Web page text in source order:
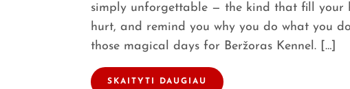
simply unforgettable — the kind that fill your
hurt, and remind you why you do what you
those magical days for Beržoras Kennel. […]
SKAITYTI DAUGIAU